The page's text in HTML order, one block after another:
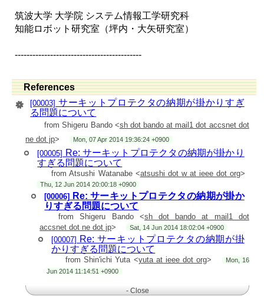
筑波大学 大学院 システム情報工学研究科
知能ロボット研究室（坪内・大矢研究室）
-------------------------------------------
References
[00003] サーキットプロテクタの納期が掛かりすぎ
る問題について
from Shigeru Bando <sh dot bando at mail1 dot accsnet dot
ne dot jp> Mon, 07 Apr 2014 19:36:24 +0900
[00005] Re: サーキットプロテクタの納期が掛かり
すぎる問題について
from Atsushi Watanabe <atsushi dot w at ieee dot org>
Thu, 12 Jun 2014 20:00:18 +0900
[00006]
Re: サーキットプロテクタの納期が掛か
りすぎる問題について
from Shigeru Bando <sh dot bando at mail1 dot
accsnet dot ne dot jp> Sat, 14 Jun 2014 18:02:04 +0900
[00007] Re: サーキットプロテクタの納期が掛
かりすぎる問題について
from Shin'ichi Yuta <yuta at ieee dot org>
Mon, 16
Jun 2014 11:14:51 +0900
- Close